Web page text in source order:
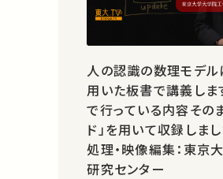
人の認識の数理モデル
用いた板書で講義しま
で行っている内容その
ド」を用いて収録しました。 運営
処理・映像編集：東京
研究センター